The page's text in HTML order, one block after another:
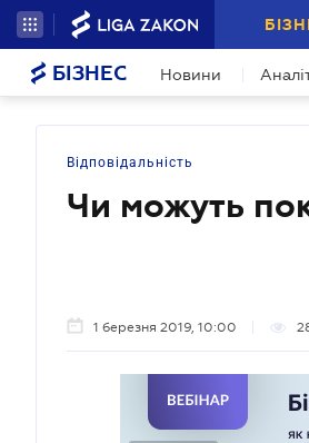
БІЗНЕС Новини
Відповідальність
Чи можуть
1 березня 2019, 10:00